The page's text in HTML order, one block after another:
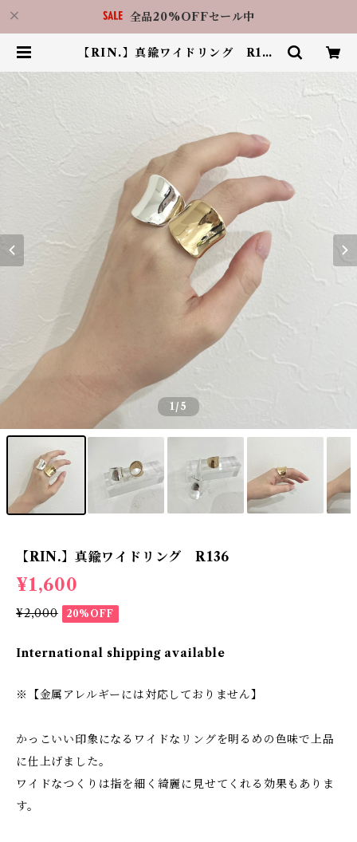
全品20%OFFセール中
【RIN.】真鍮ワイドリング R136
天神店（RIN.福岡天神店）
1/5
【RIN.】真鍮ワイドリング R136
¥1,600
¥2,000 20%OFF
International shipping available
※【金属アレルギーには対応しておりません】
かっこいい印象になるワイドなリングを明るめの色味で上品
に仕上げました。
ワイドなつくりは指を細く綺麗に見せてくれる効果もありま
す。